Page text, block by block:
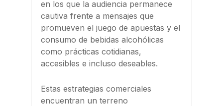
en los que la audiencia permanece
cautiva frente a mensajes que
promueven el juego de apuestas y el
consumo de bebidas alcohólicas
como prácticas cotidianas,
accesibles e incluso deseables.
Estas estrategias comerciales
encuentran un terreno